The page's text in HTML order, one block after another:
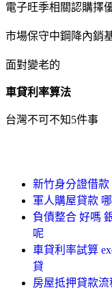
電子旺季相關認購擇
市場保守中鋼降內銷
面對變老的
車貸利率算法
台灣不可不知5件事
新竹身分證借
軍人購屋貸款
負債整合 好嗎
呢
車貸利率試算
貸
房屋抵押貸款